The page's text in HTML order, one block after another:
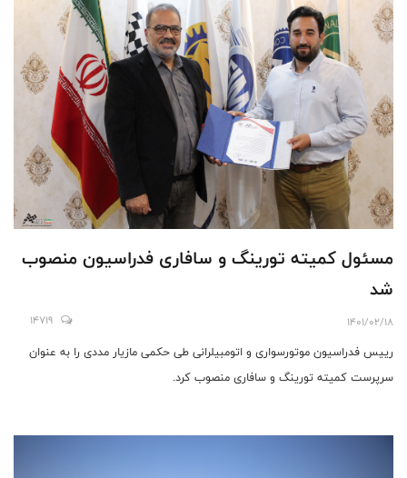
مسئول کمیته تورینگ و سافاری فدراسیون منصوب
شد
1401/02/18
14719
رییس فدراسیون موتورسواری و اتومبیلرانی طی حکمی مازیار مددی را به عنوان
سرپرست کمیته تورینگ و سافاری منصوب کرد.